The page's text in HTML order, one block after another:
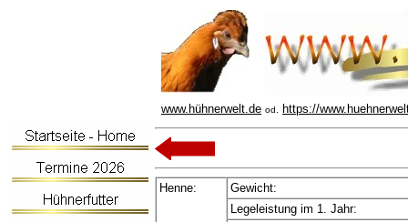
www.hühnerwelt.de od. https://
Henne:
Gewicht:
Legeleistung im 1. Jahr: